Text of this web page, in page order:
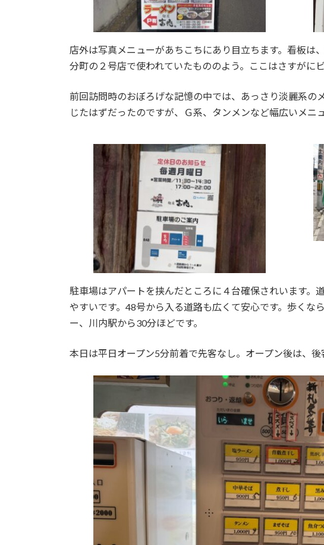
店外は写真メニューがあちこちにあり目立ちます。看板は
分町の２号店で使われていたもののよう。ここはさすがに
前回訪問時のおぼろげな記憶の中では、あっさり淡麗系の
じたはずだったのですが、Ｇ系、タンメンなど幅広いメニ
駐車場はアパートを挟んだところに４台確保されいます。
やすいです。48号から入る道路も広くて安心です。歩くな
ー、川内駅から30分ほどです。
本日は平日オープン5分前着で先客なし。オープン後は、後